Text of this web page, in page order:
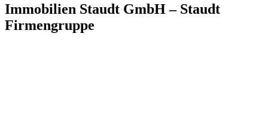
Immobilien Staudt GmbH – Staudt
Firmengruppe